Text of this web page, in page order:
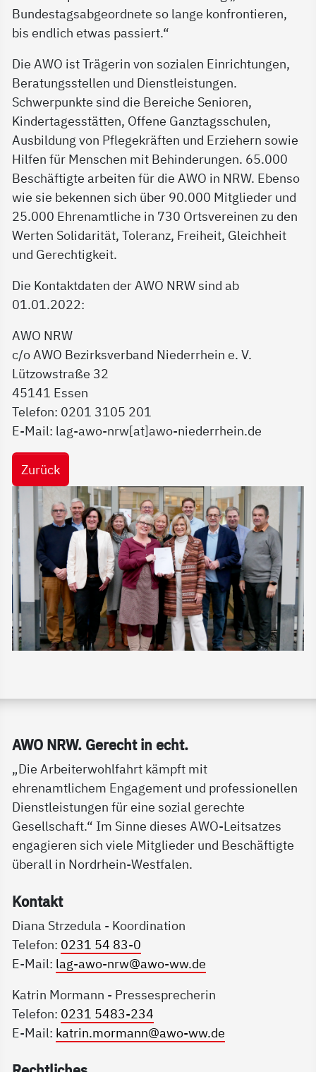
Bundestagsabgeordnete so lange konfrontieren,
bis endlich etwas passiert.“
Die AWO ist Trägerin von sozialen Einrichtungen,
Beratungsstellen und Dienstleistungen.
Schwerpunkte sind die Bereiche Senioren,
Kindertagesstätten, Offene Ganztagsschulen,
Ausbildung von Pflegekräften und Erziehern sowie
Hilfen für Menschen mit Behinderungen. 65.000
Beschäftigte arbeiten für die AWO in NRW. Ebenso
wie sie bekennen sich über 90.000 Mitglieder und
25.000 Ehrenamtliche in 730 Ortsvereinen zu den
Werten Solidarität, Toleranz, Freiheit, Gleichheit
und Gerechtigkeit.
Die Kontaktdaten der AWO NRW sind ab
01.01.2022:
AWO NRW
c/o AWO Bezirksverband Niederrhein e. V.
Lützowstraße 32
45141 Essen
Telefon: 0201 3105 201
E-Mail: lag-awo-nrw[at]awo-niederrhein.de
Zurück
Service Informationen
AWO NRW. Ge­recht in echt.
„Die Arbeiterwohlfahrt kämpft mit
ehrenamtlichem Engagement und professionellen
Dienstleistungen für eine sozial gerechte
Gesellschaft.“ Im Sinne dieses AWO-Leitsatzes
engagieren sich viele Mitglieder und Beschäftigte
überall in Nordrhein-Westfalen.
Kon­takt
Diana Strzedula - Koordination
Telefon: 0231 54 83-0
E-Mail: lag-awo-nrw@awo-ww.de
Katrin Mormann - Pressesprecherin
Telefon: 0231 5483-234
E-Mail: katrin.mormann@awo-ww.de